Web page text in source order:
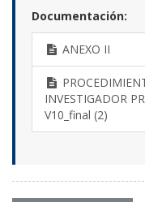
Documentación:
ANEXO II
INVESTIGADOR
V10_final (2)